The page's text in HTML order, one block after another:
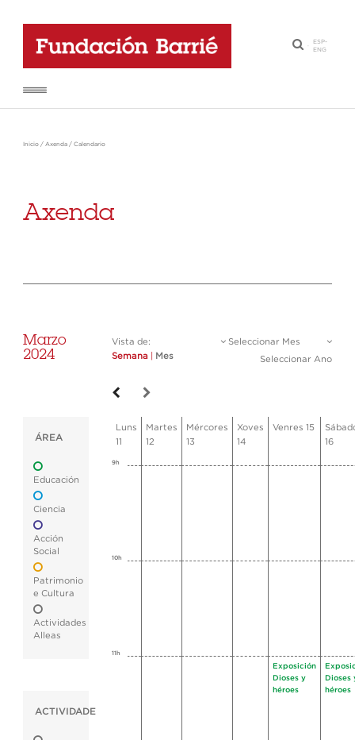
·
ESP-
ENG
Inicio / Axenda / Calendario
Axenda
Marzo
2024
Vista de:
Semana
Mes
Seleccionar Mes
Seleccionar Ano
ÁREA
Educación
Ciencia
Acción
Social
Patrimonio
e Cultura
Actividades
Alleas
ACTIVIDADE
Luns
11
Martes
12
Mércores
13
Xoves
14
Venres 15
16
9h
10h
11h
Exposición
Dioses y
héroes
Dioses
héroes